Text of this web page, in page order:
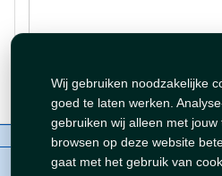
Wij gebruiken noodzakelijke
goed te laten werken.
gebruiken wij alleen met
browsen op deze website
gaat met het gebruik van
Beoordeling plaatsen
Over ons
auteursrechten©